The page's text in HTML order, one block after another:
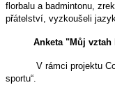
florbalu a badmintonu,
přátelství, vyzkoušeli
Anketa "Můj
V rámci projektu
sportu“.